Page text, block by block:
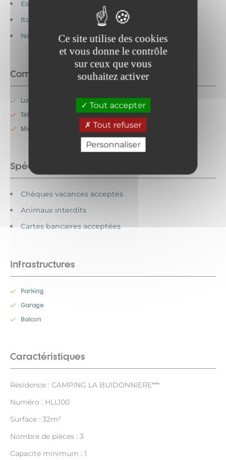
Ce site utilise des cookies
et vous donne le contrôle
sur ceux que vous
souhaitez activer
Tout accepter
Tout refuser
Personnaliser
Espagnol parlé
Italien parlé
Néerlandais parlé
Commodités
Lave-vaisselle
Télévision
Micro-onde
Spécificités
Chèques vacances acceptés
Animaux interdits
Cartes bancaires acceptées
Infrastructures
Parking
Garage
Balcon
Caractéristiques
Résidence : CAMPING LA BUIDONNIERE***
Numéro : HLL100
Surface : 32m²
Nombre de pièces : 3
Capacité minimum : 1